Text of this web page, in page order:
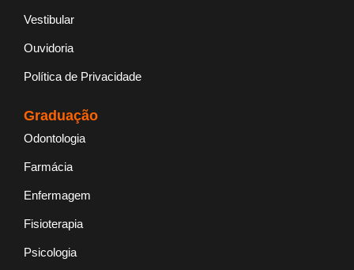
Vestibular
Ouvidoria
Política de Privacidade
Graduação
Odontologia
Farmácia
Enfermagem
Fisioterapia
Psicologia